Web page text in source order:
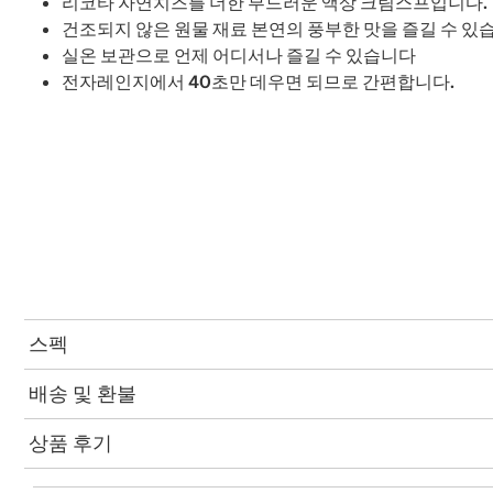
건조되지 않은 원물 재료 본연의 풍부한 맛을 즐길 수 있
실온 보관으로 언제 어디서나 즐길 수 있습니다
전자레인지에서 40초만 데우면 되므로 간편합니다.
스펙
배송 및 환불
상품 후기